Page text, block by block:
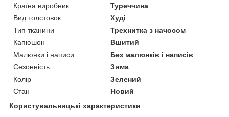
Країна виробник
Туреччина
Вид толстовок
Худі
Тип тканини
Трехнитка з начосом
Капюшон
Вшитий
Малюнки і написи
Без малюнків і написів
Сезонність
Зима
Колір
Зелений
Стан
Новий
Користувальницькі характеристики